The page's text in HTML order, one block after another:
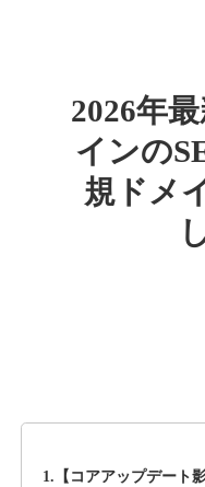
外部リンク
4,500円
2026年
インの
規ドメ
1.【コアアップデート